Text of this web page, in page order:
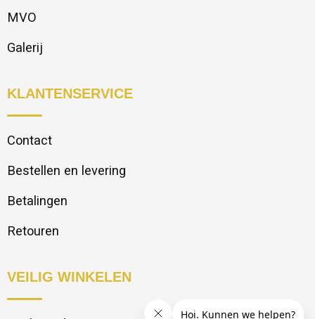
MVO
Galerij
KLANTENSERVICE
Contact
Bestellen en levering
Betalingen
Retouren
VEILIG WINKELEN